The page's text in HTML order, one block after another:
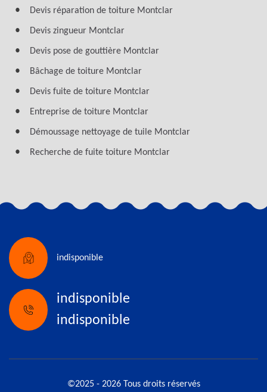
Devis réparation de toiture Montclar
Devis zingueur Montclar
Devis pose de gouttière Montclar
Bâchage de toiture Montclar
Devis fuite de toiture Montclar
Entreprise de toiture Montclar
Démoussage nettoyage de tuile Montclar
Recherche de fuite toiture Montclar
indisponible
indisponible
indisponible
©2025 - 2026 Tous droits réservés